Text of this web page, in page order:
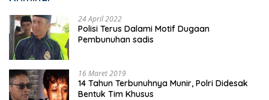
24 April 2022
Polisi Terus Dalami Motif Dugaan
Pembunuhan sadis
16 Maret 2019
14 Tahun Terbunuhnya Munir, Polri Didesak
Bentuk Tim Khusus